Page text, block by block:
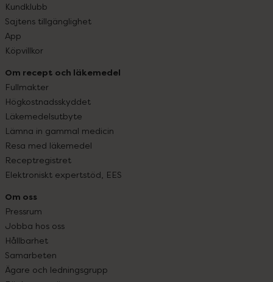
Kundklubb
Sajtens tillgänglighet
App
Köpvillkor
Om recept och läkemedel
Fullmakter
Högkostnadsskyddet
Läkemedelsutbyte
Lämna in gammal medicin
Resa med läkemedel
Receptregistret
Elektroniskt expertstöd, EES
Om oss
Pressrum
Jobba hos oss
Hållbarhet
Samarbeten
Ägare och ledningsgrupp